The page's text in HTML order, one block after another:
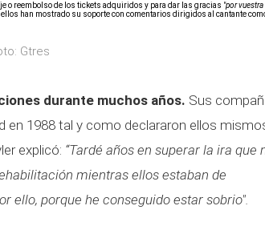
o reembolso de los tickets adquiridos y para dar las gracias "por vuestra
ellos han mostrado su soporte con comentarios dirigidos al cantante
Gtres
durante muchos años. Sus
en 1988 tal y como declararon ellos
explicó: “Tardé años en superar la ira que
mientras ellos estaban de
ello, porque he conseguido estar sobrio".